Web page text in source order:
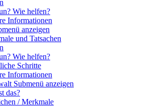
Wie helfen?
Informationen
anzeigen
und Tatsachen
Wie helfen?
Schritte
Informationen
Submenü anzeigen
das?
/ Merkmale